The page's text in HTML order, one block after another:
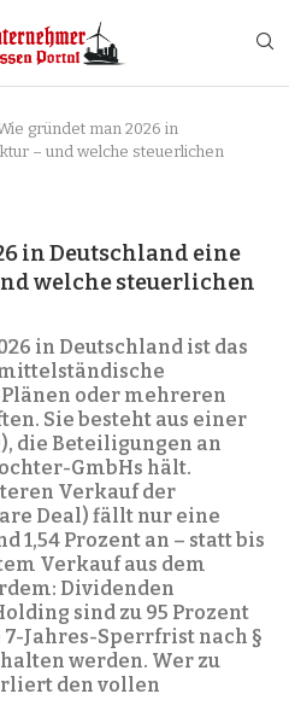
gründet man 2026 in
– und welche steuerlichen
in Deutschland eine
welche steuerlichen
in Deutschland ist das
oder mehreren
Sie besteht aus einer
die Beteiligungen an
GmbHs hält.
Verkauf der
Deal) fällt nur eine
1,54 Prozent an – statt bis
Verkauf aus dem
Dividenden
sind zu 95 Prozent
Jahres-Sperrfrist nach §
werden. Wer zu
den vollen